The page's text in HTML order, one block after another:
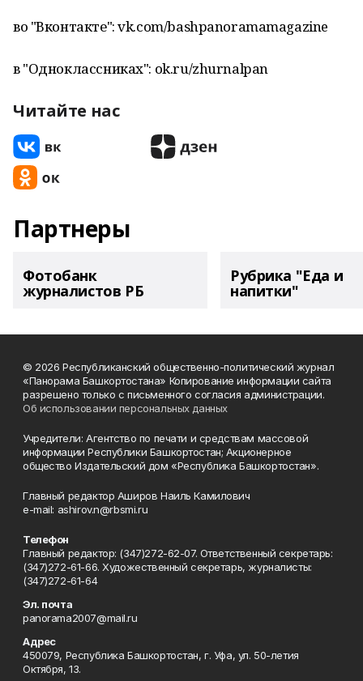
во "Вконтакте": vk.com/bashpanoramamagazine
в "Одноклассниках": ok.ru/zhurnalpan
Читайте нас
Партнеры
Фотобанк
журналистов РБ
Рубрика "Еда и
напитки"
© 2026 Республиканский общественно-политический журнал
«Панорама Башкортостана» Копирование информации сайта
разрешено только с письменного согласия администрации.
Об использовании персональных данных
Учредители: Агентство по печати и средствам массовой
информации Республики Башкортостан; Акционерное
общество Издательский дом «Республика Башкортостан».
Главный редактор Аширов Наиль Камилович
e-mail: ashirov.n@rbsmi.ru
Телефон
Главный редактор: (347)272-62-07. Ответственный секретарь:
(347)272-61-66. Художественный секретарь, журналисты:
(347)272-61-64
Эл. почта
panorama2007@mail.ru
Адрес
450079, Республика Башкортостан, г. Уфа, ул. 50-летия
Октября, 13.